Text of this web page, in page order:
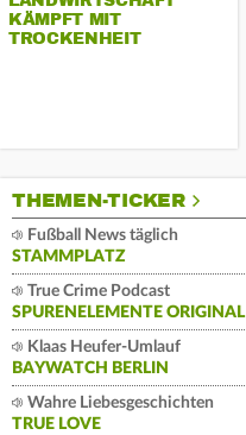
KÄMPFT MIT
TROCKENHEIT
THEMEN-TICKER
Fußball News täglich
STAMMPLATZ
True Crime Podcast
SPURENELEMENTE ORIGINAL
Klaas Heufer-Umlauf
BAYWATCH BERLIN
Wahre Liebesgeschichten
TRUE LOVE